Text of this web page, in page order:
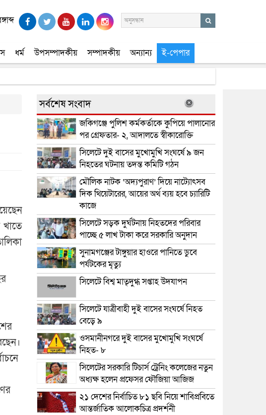
ধর্ম উপসম্পাদকীয় সম্পাদকীয় অন্যান্য ই-পেপার
খাতে
সর্বশেষ সংবাদ
জকিগঞ্জে পুলিশ কর্মকর্তাকে কুপিয়ে পালানোর
পর গ্রেফতার- ২, আদালতে স্বীকারোক্তি
সিলেটে দুই বাসের মুখোমুখি সংঘর্ষে ৯ জন
নিহতের ঘটনায় তদন্ত কমিটি গঠন
মৌলিক নাটক ‘অদ্যপুরাণ’ দিয়ে নাট্যোৎসব
দিক থিয়েটারের, আয়ের অর্থ ব্যয় হবে চ্যারিটি
কাজে
সিলেটে সড়ক দুর্ঘটনায় নিহতদের পরিবার
পাচ্ছে ৫ লাখ টাকা করে সরকারি অনুদান
সুনামগঞ্জের টাঙ্গুয়ার হাওরে পানিতে ডুবে
পর্যটকের মৃত্যু
সিলেটে বিশ্ব মাতৃদুগ্ধ সপ্তাহ উদযাপন
সিলেটে যাত্রীবাহী দুই বাসের সংঘর্ষে নিহত
বেড়ে ৯
ওসমানীনগরে দুই বাসের মুখোমুখি সংঘর্ষে
নিহত- ৮
সিলেটের সরকারি টিচার্স ট্রেনিং কলেজের নতুন
অধ্যক্ষ হলেন প্রফেসর ফৌজিয়া আজিজ
২১ দেশের নির্বাচিত ৮১ ছবি নিয়ে শাবিপ্রবিতে
আন্তর্জাতিক আলোকচিত্র প্রদর্শনী